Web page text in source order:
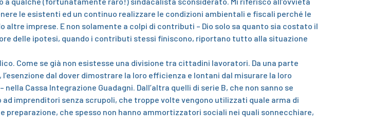
le esistenti ed un continuo realizzare le condizioni ambientali e fiscali perché le
imprese. E non solamente a colpi di contributi – Dio solo sa quanto sia costato il
delle ipotesi, quando i contributi stessi finiscono, riportano tutto alla situazione
Come se già non esistesse una divisione tra cittadini lavoratori. Da una parte
dal dover dimostrare la loro efficienza e lontani dal misurare la loro
Cassa Integrazione Guadagni. Dall’altra quelli di serie B, che non sanno se
imprenditori senza scrupoli, che troppe volte vengono utilizzati quale arma di
che spesso non hanno ammortizzatori sociali nei quali sonnecchiare,